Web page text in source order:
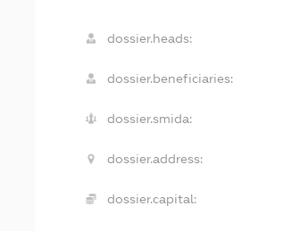
dossier.heads:
dossier.beneficiaries:
dossier.smida:
dossier.address:
dossier.capital: